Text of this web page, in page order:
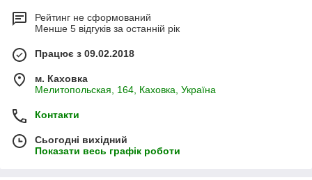
Рейтинг не сформований
Менше 5 відгуків за останній рік
Працює з 09.02.2018
м. Каховка
Мелитопольская, 164, Каховка, Україна
Контакти
Сьогодні вихідний
Показати весь графік роботи